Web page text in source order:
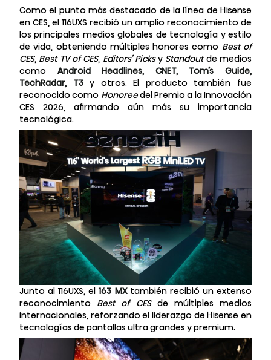
Como el punto más destacado de la línea de Hisense
en CES, el 116UXS recibió un amplio reconocimiento de
los principales medios globales de tecnología y estilo
de vida, obteniendo múltiples honores como Best of
CES, Best TV of CES, Editors’ Picksy Standoutde medios
como Android Headlines, CNET, Tom’s Guide,
TechRadar, T3y otros. El producto también fue
reconocido como Honoreedel Premio a la Innovación
CES 2026, afirmando aún más su importancia
tecnológica.
Junto al 116UXS, el163 MXtambién recibió un extenso
reconocimiento Best of CESde múltiples medios
internacionales, reforzando el liderazgo de Hisense en
tecnologías de pantallas ultra grandes y premium.